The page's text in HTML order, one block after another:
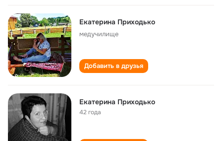
Екатерина Приходько
медучилище
Добавить в друзья
Екатерина Приходько
42 года